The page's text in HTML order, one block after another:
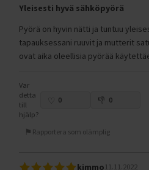
Yleisesti hyvä sähköpyörä
Pyörä on hyvin nätti ja tuntuu
tapauksessani ruuvit ja mutterit
ovat aika oleellisia pyörää
Var
detta
till
hjälp?
0 0
Rapportera som olämplig
kimmo 11.11.2022